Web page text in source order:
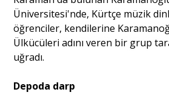
Söyleşi
Yazı Dizisi
Üniversitesi'nde, Kürtçe müzik
öğrenciler, kendilerine
Ülkücüleri adını veren bir grup
uğradı.
Depoda darp